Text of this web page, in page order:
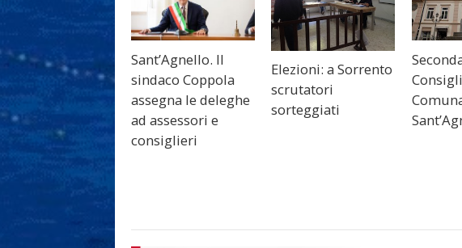
Sant’Agnello. Il
sindaco Coppola
assegna le deleghe
ad assessori e
consiglieri
Elezioni: a Sorrento
scrutatori
sorteggiati